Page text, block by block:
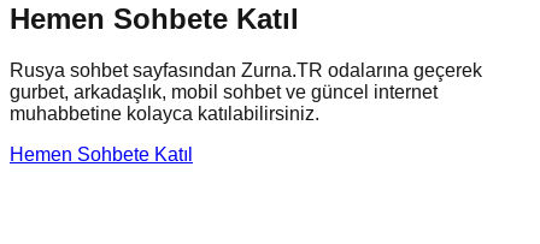
Hemen Sohbete Katıl
Rusya sohbet sayfasından Zurna.TR odalarına geçerek
gurbet, arkadaşlık, mobil sohbet ve güncel internet
muhabbetine kolayca katılabilirsiniz.
Hemen Sohbete Katıl